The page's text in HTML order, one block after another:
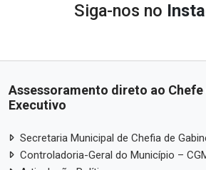
Siga-nos no
Assessoramento direto ao
Executivo
Secretaria Municipal de Chefia de
Controladoria-Geral do Município –